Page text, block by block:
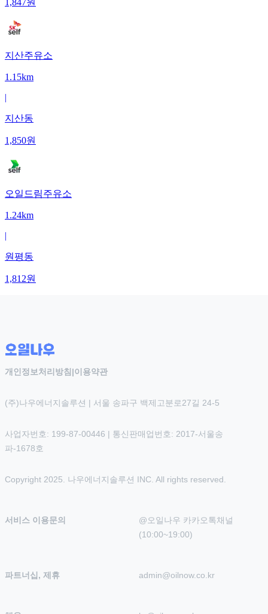
1,847원
지산주유소
1.15km
|
지산동
1,850원
오일드림주유소
1.24km
|
원평동
1,812원
개인정보처리방침 |이용약관
(주)나우에너지솔루션 | 서울 송파구 백제고분로27길 24-5
사업자번호: 199-87-00446 | 통신판매업번호: 2017-서울송
파-1678호
Copyright 2025. 나우에너지솔루션 INC. All rights reserved.
서비스 이용문의
@오일나우 카카오톡채널
(10:00~19:00)
파트너십, 제휴 admin@oilnow.co.kr